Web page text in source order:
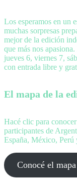
Los esperamos en un
muchas sorpresas
mejor de la edición
que más nos
jueves 6, viernes 7,
con entrada libre y
El mapa de la
Hacé clic para
participantes de
España, México, Perú
Conocé el mapa